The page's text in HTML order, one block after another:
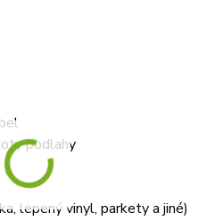
podlahy
lepený vinyl, parkety a jiné)